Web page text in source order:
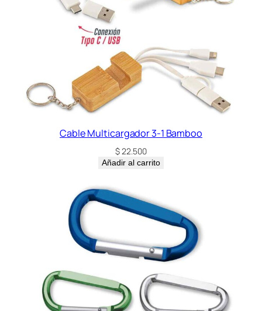
Cable Multicargador 3-1 Bamboo
$22.500
Añadir al carrito